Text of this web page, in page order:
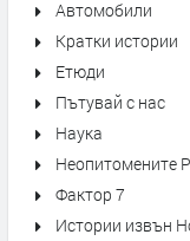
Автомобили
Кратки истории
Етюди
Пътувай с нас
Наука
Неопитомените
Фактор 7
Истории извън